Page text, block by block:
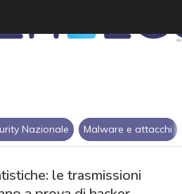
Nazionale Malware e attacchi
le trasmissioni